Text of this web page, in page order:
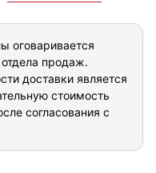
оговаривается
продаж.
доставки является
стоимость
согласования с